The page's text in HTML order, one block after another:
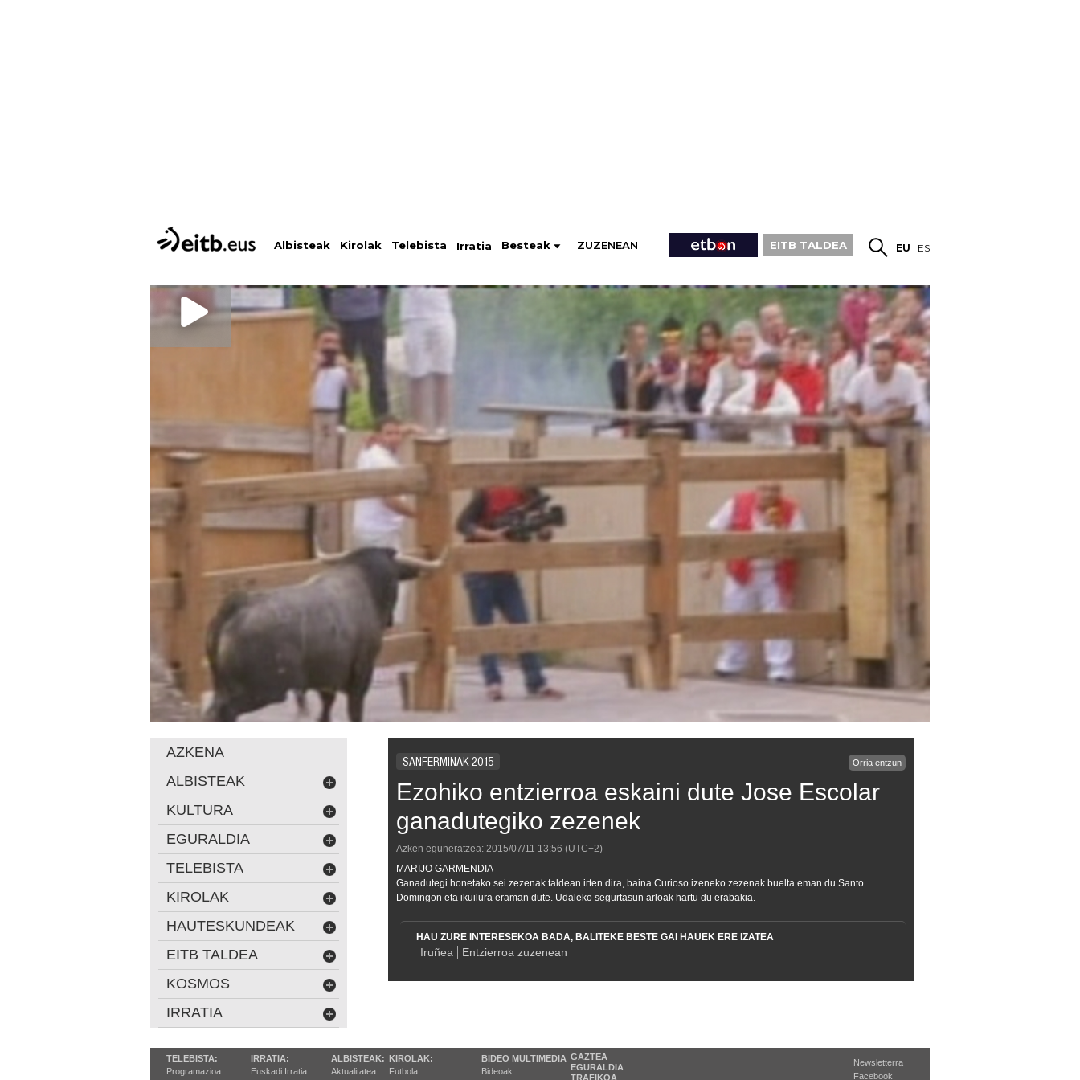
Albisteak Kirolak Telebista Irratia Besteak ZUZENEAN EITB TALDEA EU ES
SANFERMINAK 2015 Orria entzun
Ezohiko entzierroa eskaini dute Jose Escolar
ganadutegiko zezenek
Azken eguneratzea: 2015/07/11 13:56 (UTC+2)
MARIJO GARMENDIA
Ganadutegi honetako sei zezenak taldean irten dira, baina Curioso izeneko zezenak buelta eman du Santo
Domingon eta ikuilura eraman dute. Udaleko segurtasun arloak hartu du erabakia.
HAU ZURE INTERESEKOA BADA, BALITEKE BESTE GAI HAUEK ERE IZATEA
Iruñea Entzierroa zuzenean
AZKENA
ALBISTEAK
KULTURA
EGURALDIA
TELEBISTA
KIROLAK
HAUTESKUNDEAK
EITB TALDEA
KOSMOS
IRRATIA
TELEBISTA:
Programazioa
IRRATIA:
Euskadi Irratia
ALBISTEAK:
Aktualitatea
KIROLAK:
Futbola
BIDEO MULTIMEDIA
Bideoak
GAZTEA
EGURALDIA
TRAFIKOA
Newsletterra
Facebook